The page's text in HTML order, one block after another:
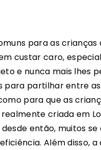
para as
custar caro,
e nunca mais lhes
para partilhar entre
para que as
criada em
então, muitos
Além disso, a